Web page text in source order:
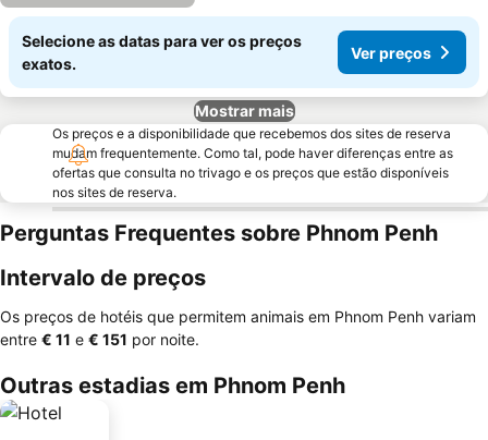
Selecione as datas para ver os preços
exatos.
Ver preços
Mostrar mais
Os preços e a disponibilidade que recebemos dos sites de reserva
mudam frequentemente. Como tal, pode haver diferenças entre as
ofertas que consulta no trivago e os preços que estão disponíveis
nos sites de reserva.
Perguntas Frequentes sobre Phnom Penh
Intervalo de preços
Os preços de hotéis que permitem animais em Phnom Penh variam
entre ‎€ 11 e ‎€ 151 por noite.
Outras estadias em Phnom Penh